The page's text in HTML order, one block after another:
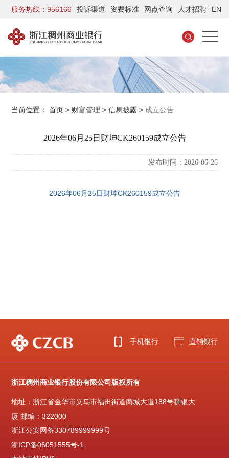
服务热线：956166 投诉渠道 资费标准 网点查询 人才招聘 EN
当前位置：首页 > 财富管理 >信息披露 > 成立公告
2026年06月25日财坤CK260159成立公告
发布时间：2026-06-26
2026年06月25日财坤CK260159成立公告
手机银行 直销银行
浙江稠州商业银行股份有限公司版权所有
地址：浙江省金华市义乌市福田街道商城大道188号稠银大
厦 邮编：322000
浙江公安网备330789999999号
浙ICP备06051555号-1